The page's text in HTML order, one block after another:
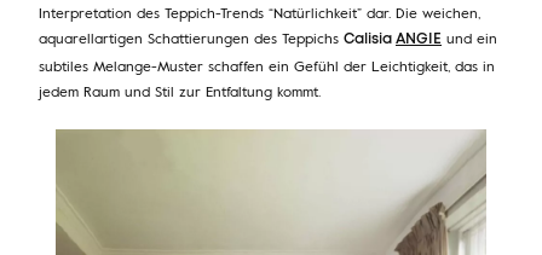
Interpretation des Teppich-Trends “Natürlichkeit” dar. Die weichen,
aquarellartigen Schattierungen des Teppichs Calisia ANGIE und ein
subtiles Melange-Muster schaffen ein Gefühl der Leichtigkeit, das in
jedem Raum und Stil zur Entfaltung kommt.